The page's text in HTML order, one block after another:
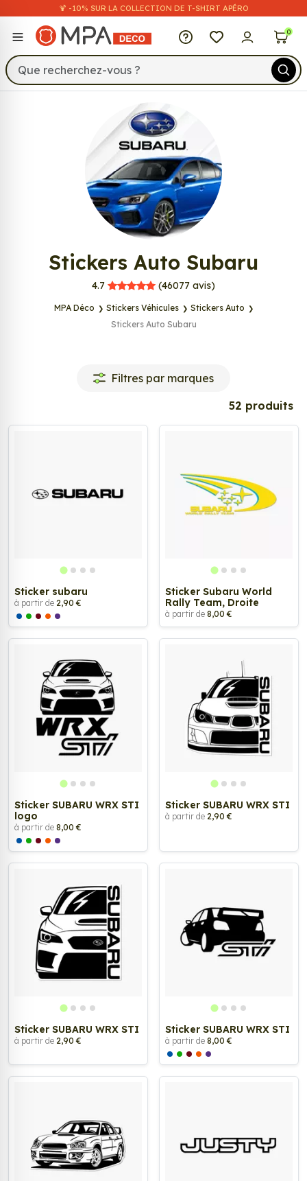
🍹 -10% SUR LA COLLECTION DE T-SHIRT APÉRO
MPA Déco 0
Stickers Auto Subaru
MPA Déco
4.7 (46077 avis)
MPA Déco Stickers Véhicules
Stickers Auto
Stickers Auto Subaru
Filtres par marques
52 produits
Sticker subaru
à partir de 2,90 €
Sticker Subaru World
Rally Team, Droite
à partir de 8,00 €
Sticker SUBARU WRX STI
logo
à partir de 8,00 €
Sticker SUBARU WRX STI
à partir de 2,90 €
Sticker SUBARU WRX STI
à partir de 2,90 €
Sticker SUBARU WRX STI
à partir de 8,00 €